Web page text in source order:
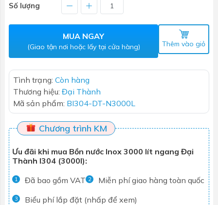
Số lượng
MUA NGAY
(Giao tận nơi hoặc lấy tại cửa hàng) Thêm vào giỏ
Tình trạng: Còn hàng
Thương hiệu: Đại Thành
Mã sản phẩm: BI304-DT-N3000L
Chương trình KM
Ưu đãi khi mua Bồn nước Inox 3000 lít ngang Đại
Thành I304 (3000l):
1 Đã bao gồm VAT 2 Miễn phí giao hàng toàn quốc
3 Biểu phí lắp đặt (nhấp để xem)